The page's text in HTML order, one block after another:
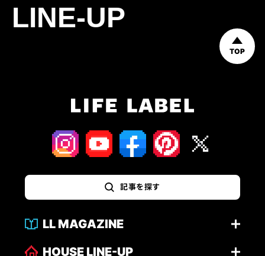
LINE-UP
TOP
記事を探す
LL MAGAZINE
HOUSE LINE-UP